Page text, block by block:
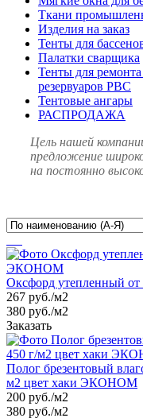
Ткани
Изделия на заказ
Тенты для
Палатки сварщика
Тенты для
резервуаров РВС
Тентовые ангары
РАСПРОДАЖА
Цель нашей
предложение
на постоянно
Оксфорд утепленный
267 руб./м2
380 руб./м2
Заказать
Полог брезентовый
м2 цвет хаки ЭКОНОМ
200 руб./м2
380 руб./м2